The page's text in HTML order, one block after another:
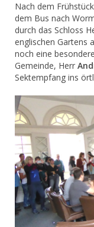
Nach dem
dem Bus nach
durch das Schloss
englischen Gartens
noch eine
Gemeinde, Herr
Sektempfang ins